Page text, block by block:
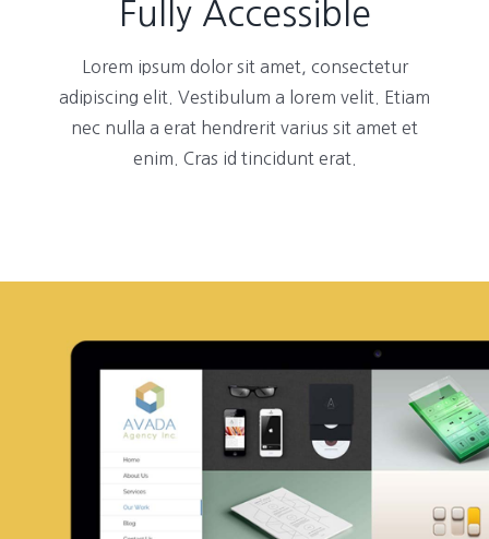
Fully Accessible
Lorem ipsum dolor sit amet, consectetur
adipiscing elit. Vestibulum a lorem velit. Etiam
nec nulla a erat hendrerit varius sit amet et
enim. Cras id tincidunt erat.